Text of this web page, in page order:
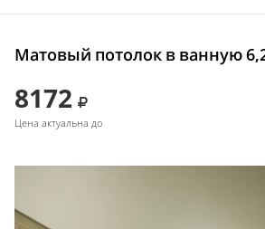
Матовый потолок в ванную
8172
Цена актуальна до